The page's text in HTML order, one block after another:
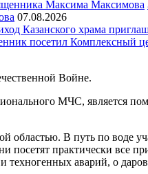
07.08.2026
Казанского храма
посетил Комплексный
Войне.
МЧС, является
областью. В путь по воде
посетят практически все
аварий, о